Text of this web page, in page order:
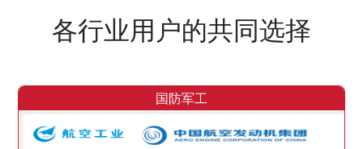
各行业用户的共同选择
国防军工